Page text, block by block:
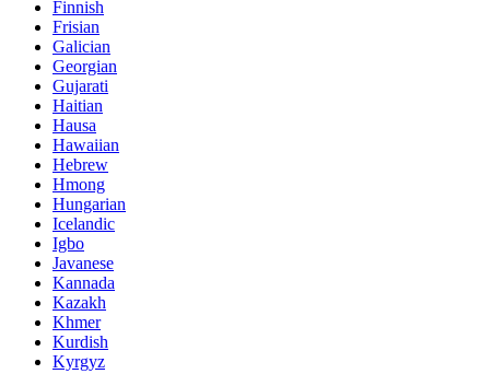
Finnish
Frisian
Galician
Georgian
Gujarati
Haitian
Hausa
Hawaiian
Hebrew
Hmong
Hungarian
Icelandic
Igbo
Javanese
Kannada
Kazakh
Khmer
Kurdish
Kyrgyz